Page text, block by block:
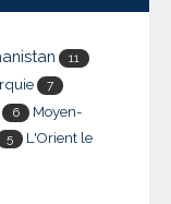
11
7
6
Moyen-
5
L'Orient le